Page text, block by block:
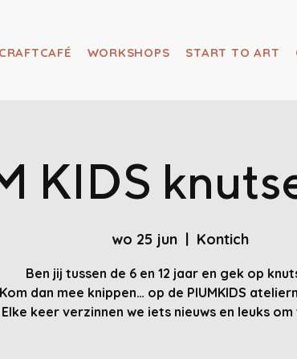
WORKSHOPS START TO ART
KIDS
wo 25 jun
  |
Kontich
Ben jij tussen de 6 en 12 jaar en gek op
Kom dan mee knippen… op de PIUMKIDS
Elke keer verzinnen we iets nieuws en leuks